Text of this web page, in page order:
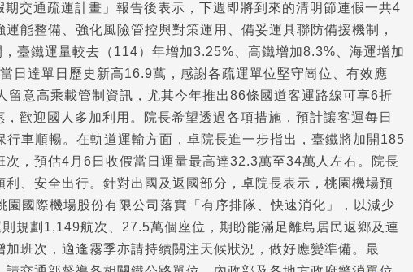
交通疏運計畫」報告後表示，下週即將到來的清明節連假一共4
能整備、強化風險管控與對策運用、備妥運具聯防備援機制，
臺鐵運量較去（114）年增加3.25%、高鐵增加8.3%、海運增加
日達單日歷史新高16.9萬，感謝各疏運單位堅守崗位、有效應
意高乘載管制資訊，尤其今年推出86條國道客運路線可享6折
歡迎國人多加利用。院長希望透過各項措施，預計讓客運每日
車順暢。在軌道運輸方面，卓院長進一步指出，臺鐵將加開185
，預估4月6日收假當日運量最高達32.3萬至34萬人左右。院長
、安全出行。針對出國及返國部分，卓院長表示，桃園機場預
國際機場股份有限公司落實「有序排隊、快速消化」，以減少
規劃1,149航次、27.5萬個座位，期盼能滿足離島居民返鄉及連
班次，適逢霧季亦請持續關注天候狀況，做好應變準備。最